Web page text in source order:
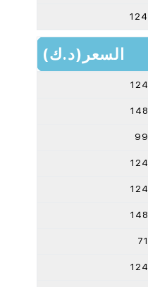
124
السعر(د.ك)
124
148
99
124
124
148
71
124